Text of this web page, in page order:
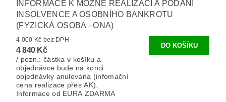
INFORMACE K MOŽNÉ REALIZACI A PODÁNÍ
INSOLVENCE A OSOBNÍHO BANKROTU
(FYZICKÁ OSOBA - ONA)
4 000 Kč bez DPH
4 840 Kč
/ pozn.: částka v košíku a
objednávce bude na konci
objednávky anulována (infomační
cena realizace přes AK).
Informace od EURA ZDARMA